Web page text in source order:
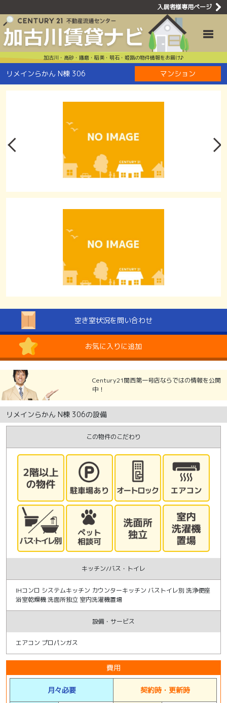
入居者様専用ページ
加古川・高砂・播磨・稲美・明石・姫路の物件情報をお届け♪
リメインらかん N棟 306 マンション
空き室状況を問い合わせ
お気に入りに追加
Century21関西第一号店ならではの情報を公開
中！
リメインらかん N棟 306の設備
この物件のこだわり
キッチン/バス・トイレ
IHコンロ システムキッチン カウンターキッチン バストイレ別 洗浄便座
浴室乾燥機 洗面所独立 室内洗濯機置場
設備・サービス
エアコン プロパンガス
費用
月々必要 契約時・更新時